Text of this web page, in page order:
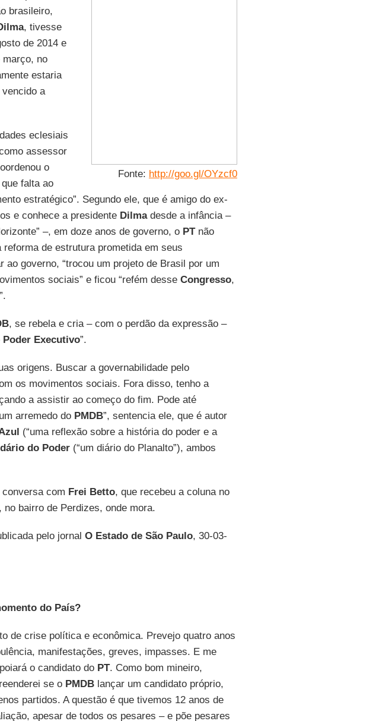
Fonte: http://goo.gl/OYzcf0
brasileiro,
, tivesse
de 2014 e
março, no
estaria
a
eclesiais
assessor
o
falta ao
estratégico”. Segundo ele, que é amigo do ex-
e conhece a presidente Dilmadesde a infância –
–, em doze anos de governo, o PTnão
de estrutura prometida em seus
ao governo, “trocou um projeto de Brasil por um
sociais” e ficou “refém desse Congresso,
, se rebela e cria – com o perdão da expressão –
Poder Executivo”.
origens. Buscar a governabilidade pelo
os movimentos sociais. Fora disso, tenho a
a assistir ao começo do fim. Pode até
arremedo do PMDB”, sentencia ele, que é autor
(“uma reflexão sobre a história do poder e a
do Poder(“um diário do Planalto”), ambos
com Frei Betto, que recebeu a coluna no
no bairro de Perdizes, onde mora.
pelo jornal O Estado de São Paulo, 30-03-
do País?
de crise política e econômica. Prevejo quatro anos
manifestações, greves, impasses. E me
o candidato do PT. Como bom mineiro,
se o PMDBlançar um candidato próprio,
partidos. A questão é que tivemos 12 anos de
apesar de todos os pesares – e põe pesares